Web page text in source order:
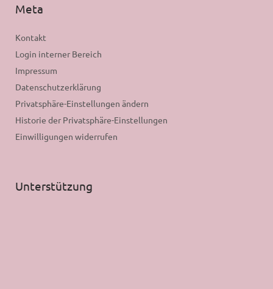
Meta
Kontakt
Login interner Bereich
Impressum
Datenschutzerklärung
Privatsphäre-Einstellungen ändern
Historie der Privatsphäre-Einstellungen
Einwilligungen widerrufen
Unterstützung